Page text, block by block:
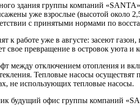
здания группы компаний
уже взрослые (высотой около
с принятыми нормами по
к работе уже в августе: засеют
свое превращение в островок уюта и
между отключением отопления и
Тепловые насосы
не использующих тепловые насосы.